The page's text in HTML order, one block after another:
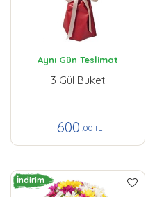
Aynı Gün Teslimat
3 Gül Buket
600 ,00 TL
İndirim